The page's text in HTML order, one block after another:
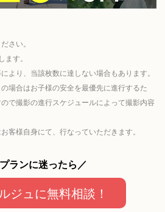
さい。
す。
より、当該枚数に達しない場合もあります。
場合はお子様の安全を最優先に進行するた
で撮影の進行スケジュールによって撮影内容
客様自身にて、行なっていただきます。
ランに迷ったら／
ジュに無料相談！